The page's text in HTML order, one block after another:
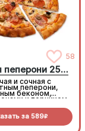
58
Острая пеперони 25cм
и сочная с
пеперони,
беконом,
и перчиком
за 589R